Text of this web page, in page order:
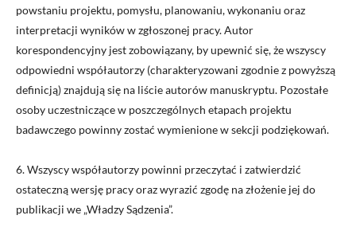
powstaniu projektu, pomysłu, planowaniu, wykonaniu oraz
interpretacji wyników w zgłoszonej pracy. Autor
korespondencyjny jest zobowiązany, by upewnić się, że wszyscy
odpowiedni współautorzy (charakteryzowani zgodnie z powyższą
definicją) znajdują się na liście autorów manuskryptu. Pozostałe
osoby uczestniczące w poszczególnych etapach projektu
badawczego powinny zostać wymienione w sekcji podziękowań.
6. Wszyscy współautorzy powinni przeczytać i zatwierdzić
ostateczną wersję pracy oraz wyrazić zgodę na złożenie jej do
publikacji we „Władzy Sądzenia”.